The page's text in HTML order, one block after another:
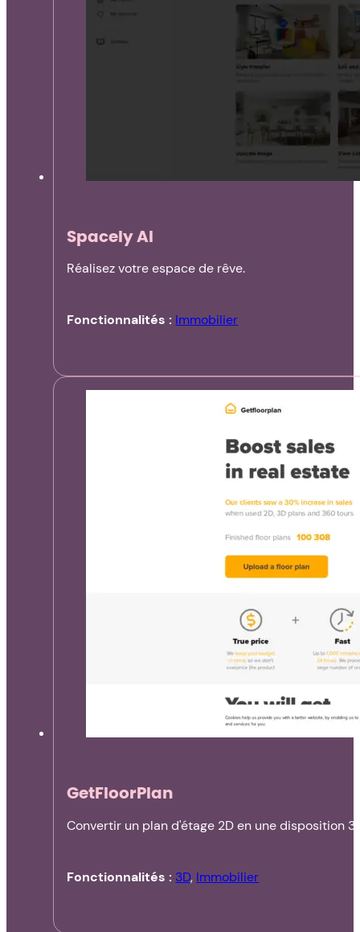
Spacely AI
Réalisez votre espace de rêve.
Fonctionnalités : Immobilier
GetFloorPlan
Convertir un plan d'étage 2D en une disposition
Fonctionnalités : 3D, Immobilier